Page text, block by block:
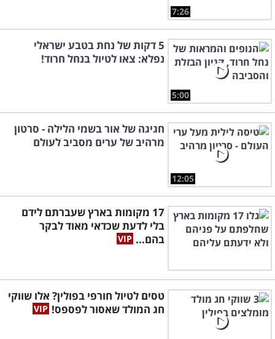
7:26
5:00
5 דקות של נחת בטבע ישראלי
נפלא: צאו לטיול בנחל חרוד!
12:05
חגיגה של אור בשמי הלילה - סרטון
מרהיב של ערים מסביב לעולם
17 מקומות בארץ שעברתם לידם
בלי לדעת שכדאי מאוד לבקר
בהם...
טסים לטיול חורפי בפולין? אלו שווקי
חג המולד שאסור לפספס!